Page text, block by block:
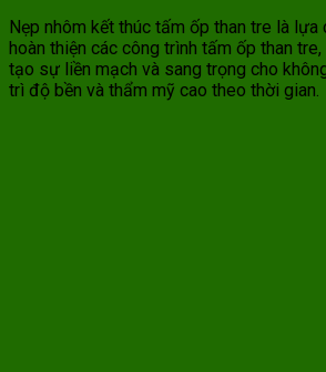
Nẹp nhôm kết thúc tấm ốp than tre là
hoàn thiện các công trình tấm ốp than
tạo sự liền mạch và sang trọng cho
trì độ bền và thẩm mỹ cao theo thời gian.